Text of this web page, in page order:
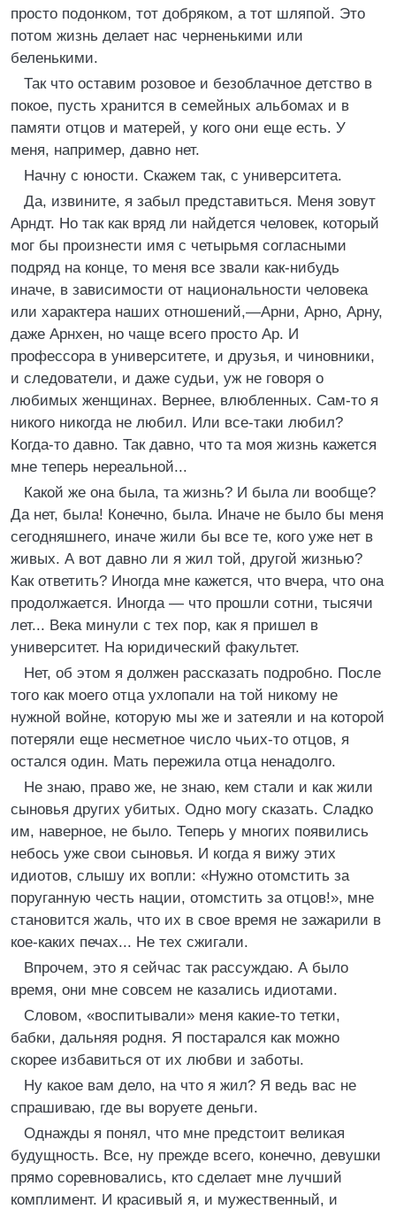
просто подонком, тот добряком, а тот шляпой. Это
потом жизнь делает нас черненькими или
беленькими.
Так что оставим розовое и безоблачное детство в
покое, пусть хранится в семейных альбомах и в
памяти отцов и матерей, у кого они еще есть. У
меня, например, давно нет.
Начну с юности. Скажем так, с университета.
Да, извините, я забыл представиться. Меня зовут
Арндт. Но так как вряд ли найдется человек, который
мог бы произнести имя с четырьмя согласными
подряд на конце, то меня все звали как-нибудь
иначе, в зависимости от национальности человека
или характера наших отношений,—Арни, Арно, Арну,
даже Арнхен, но чаще всего просто Ар. И
профессора в университете, и друзья, и чиновники,
и следователи, и даже судьи, уж не говоря о
любимых женщинах. Вернее, влюбленных. Сам-то я
никого никогда не любил. Или все-таки любил?
Когда-то давно. Так давно, что та моя жизнь кажется
мне теперь нереальной...
Какой же она была, та жизнь? И была ли вообще?
Да нет, была! Конечно, была. Иначе не было бы меня
сегодняшнего, иначе жили бы все те, кого уже нет в
живых. А вот давно ли я жил той, другой жизнью?
Как ответить? Иногда мне кажется, что вчера, что она
продолжается. Иногда — что прошли сотни, тысячи
лет... Века минули с тех пор, как я пришел в
университет. На юридический факультет.
Нет, об этом я должен рассказать подробно. После
того как моего отца ухлопали на той никому не
нужной войне, которую мы же и затеяли и на которой
потеряли еще несметное число чьих-то отцов, я
остался один. Мать пережила отца ненадолго.
Не знаю, право же, не знаю, кем стали и как жили
сыновья других убитых. Одно могу сказать. Сладко
им, наверное, не было. Теперь у многих появились
небось уже свои сыновья. И когда я вижу этих
идиотов, слышу их вопли: «Нужно отомстить за
поруганную честь нации, отомстить за отцов!», мне
становится жаль, что их в свое время не зажарили в
кое-каких печах... Не тех сжигали.
Впрочем, это я сейчас так рассуждаю. А было
время, они мне совсем не казались идиотами.
Словом, «воспитывали» меня какие-то тетки,
бабки, дальняя родня. Я постарался как можно
скорее избавиться от их любви и заботы.
Ну какое вам дело, на что я жил? Я ведь вас не
спрашиваю, где вы воруете деньги.
Однажды я понял, что мне предстоит великая
будущность. Все, ну прежде всего, конечно, девушки
прямо соревновались, кто сделает мне лучший
комплимент. И красивый я, и мужественный, и